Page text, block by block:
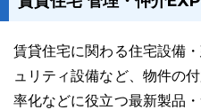
特長 サービ
賃貸住宅に関わる住宅設備
ュリティ設備など、物件の
率化などに役立つ最新製品